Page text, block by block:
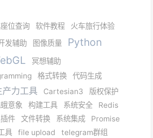
位查询 软件教程 火车旅行体验
发辅助 图像质量 Python
冥想辅助
格式转换
代码生成
产力工具 Cartesian3
版权保护
意象 构建工具 系统安全
Redis
件 文件转换 系统集成
Promise
具 file upload
telegram群组